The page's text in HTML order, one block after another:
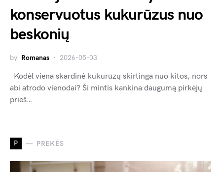
konservuotus kukurūzus nuo
beskonių
by Romanas 2026-05-03
Kodėl viena skardinė kukurūzų skirtinga nuo kitos, nors
abi atrodo vienodai? Ši mintis kankina daugumą pirkėjų
prieš…
P PREKĖS